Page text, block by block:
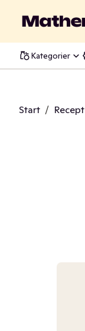
Kategorier
Start / Recept